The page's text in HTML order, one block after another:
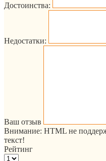
Достоинства:
Недостатки:
Ваш отзыв
Внимание: HTML не
текст!
Рейтинг